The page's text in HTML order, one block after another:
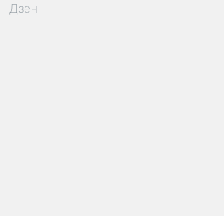
Дзен